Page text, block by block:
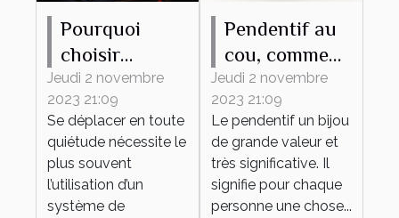
Pourquoi
choisir
MAPPY
comme
système de
navigation ?
Jeudi 2 novembre
2023 21:09
Se déplacer en toute
quiétude nécessite le
plus souvent
l’utilisation d’un
système de
Pendentif au
cou, comment
bien en
choisir ?
Jeudi 2 novembre
2023 21:09
Le pendentif un bijou
de grande valeur et
très significative. Il
signifie pour chaque
personne une chose...